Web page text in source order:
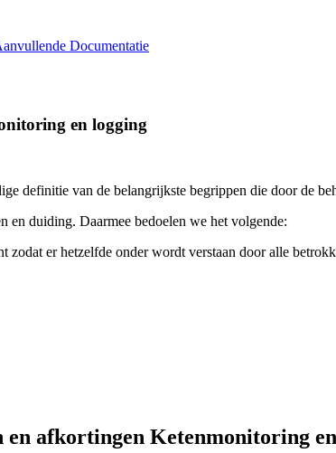
Documentatie
en logging
definitie van de belangrijkste begrippen die door de
en duiding. Daarmee bedoelen we het volgende:
zodat er hetzelfde onder wordt verstaan door alle
en afkortingen Ketenmonitoring